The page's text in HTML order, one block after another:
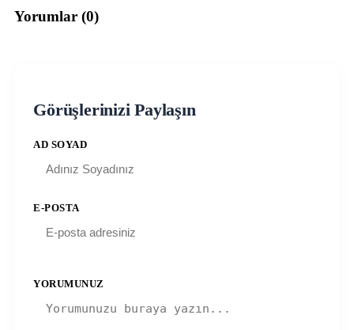
Yorumlar (0)
Görüşlerinizi Paylaşın
AD SOYAD
E-POSTA
YORUMUNUZ